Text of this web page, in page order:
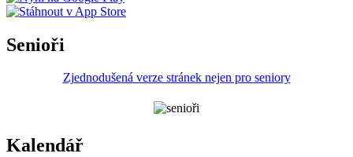
Senioři
Zjednodušená verze stránek nejen pro seniory
Kalendář